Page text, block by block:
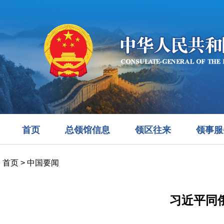
首页 总领馆信息 领区往来 领事
首页 > 中国要闻
习近平同